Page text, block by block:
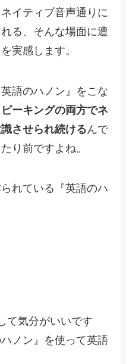
イティブ音声通りに
る、そんな場面に遭
実感します。
語のハノン』をこな
ーキングの両方でネ
させられ続けるんで
り前ですよね。
れている『英語のハ
て気分がいいです
ノン』を使って英語